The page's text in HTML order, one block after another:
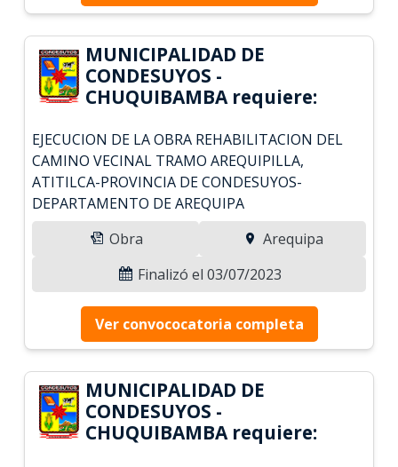
MUNICIPALIDAD DE
CONDESUYOS -
CHUQUIBAMBA requiere:
EJECUCION DE LA OBRA REHABILITACION DEL
CAMINO VECINAL TRAMO AREQUIPILLA,
ATITILCA-PROVINCIA DE CONDESUYOS-
DEPARTAMENTO DE AREQUIPA
Obra
Arequipa
Finalizó el 03/07/2023
Ver convococatoria completa
MUNICIPALIDAD DE
CONDESUYOS -
CHUQUIBAMBA requiere: